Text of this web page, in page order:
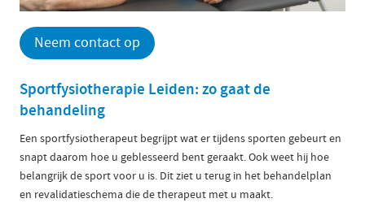
Neem contact op
Sportfysiotherapie Leiden: zo gaat de
behandeling
Een sportfysiotherapeut begrijpt wat er tijdens sporten gebeurt en
snapt daarom hoe u geblesseerd bent geraakt. Ook weet hij hoe
belangrijk de sport voor u is. Dit ziet u terug in het behandelplan
en revalidatieschema die de therapeut met u maakt.